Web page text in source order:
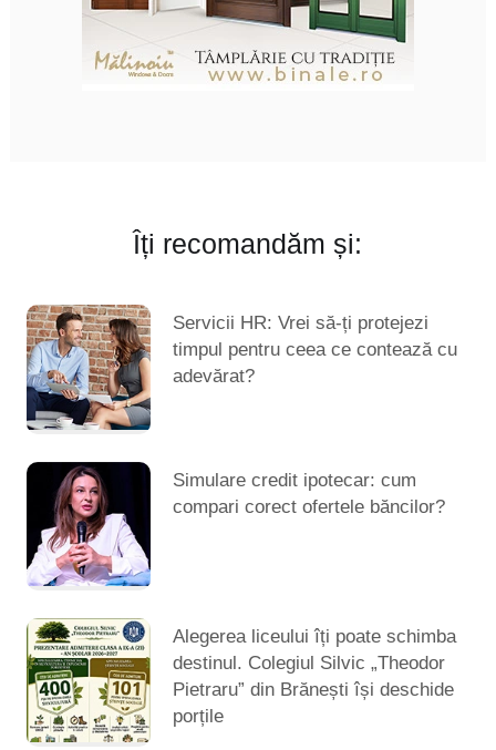
Îți recomandăm și:
Servicii HR: Vrei să-ți protejezi
timpul pentru ceea ce contează cu
adevărat?
Simulare credit ipotecar: cum
compari corect ofertele băncilor?
Alegerea liceului îți poate schimba
destinul. Colegiul Silvic „Theodor
Pietraru” din Brănești își deschide
porțile